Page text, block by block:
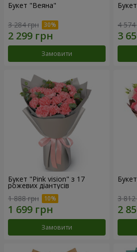
Букет "Веяна"
3 284 грн
Замовити
4 574
Букет "Pink vision" з 17
рожевих діантусів
1 888 грн
Замовити
3 812